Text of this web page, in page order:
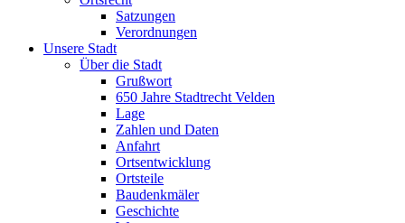
Satzungen
Verordnungen
Unsere Stadt
Über die Stadt
Grußwort
650 Jahre Stadtrecht Velden
Lage
Zahlen und Daten
Anfahrt
Ortsentwicklung
Ortsteile
Baudenkmäler
Geschichte